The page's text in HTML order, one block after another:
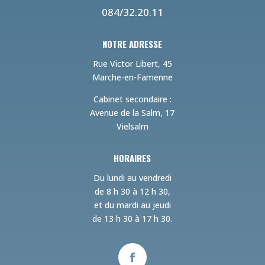
084/32.20.11
NOTRE ADRESSE
Rue Victor Libert, 45
Marche-en-Famenne
Cabinet secondaire :
Avenue de la Salm, 17
Vielsalm
HORAIRES
Du lundi au vendredi
de 8 h 30 à 12 h 30,
et du mardi au jeudi
de 13 h 30 à 17 h 30.